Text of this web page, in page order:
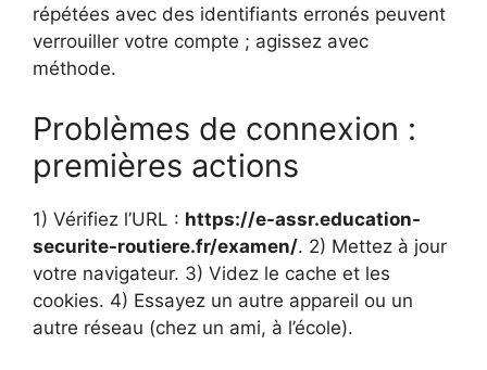
répétées avec des identifiants erronés peuvent
verrouiller votre compte ; agissez avec
méthode.
Problèmes de connexion :
premières actions
1) Vérifiez l’URL : https://e-assr.education-
securite-routiere.fr/examen/. 2) Mettez à jour
votre navigateur. 3) Videz le cache et les
cookies. 4) Essayez un autre appareil ou un
autre réseau (chez un ami, à l’école).